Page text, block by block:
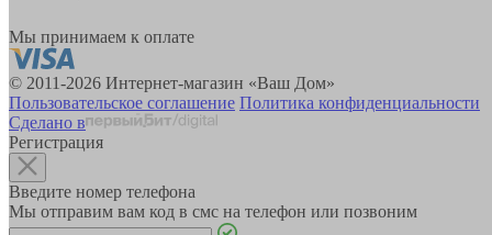
Мы принимаем к оплате
© 2011-2026 Интернет-магазин «Ваш Дом»
Пользовательское соглашение Политика конфиденциальности
Сделано в
Регистрация
Введите номер телефона
Мы отправим вам код в смс на телефон или позвоним